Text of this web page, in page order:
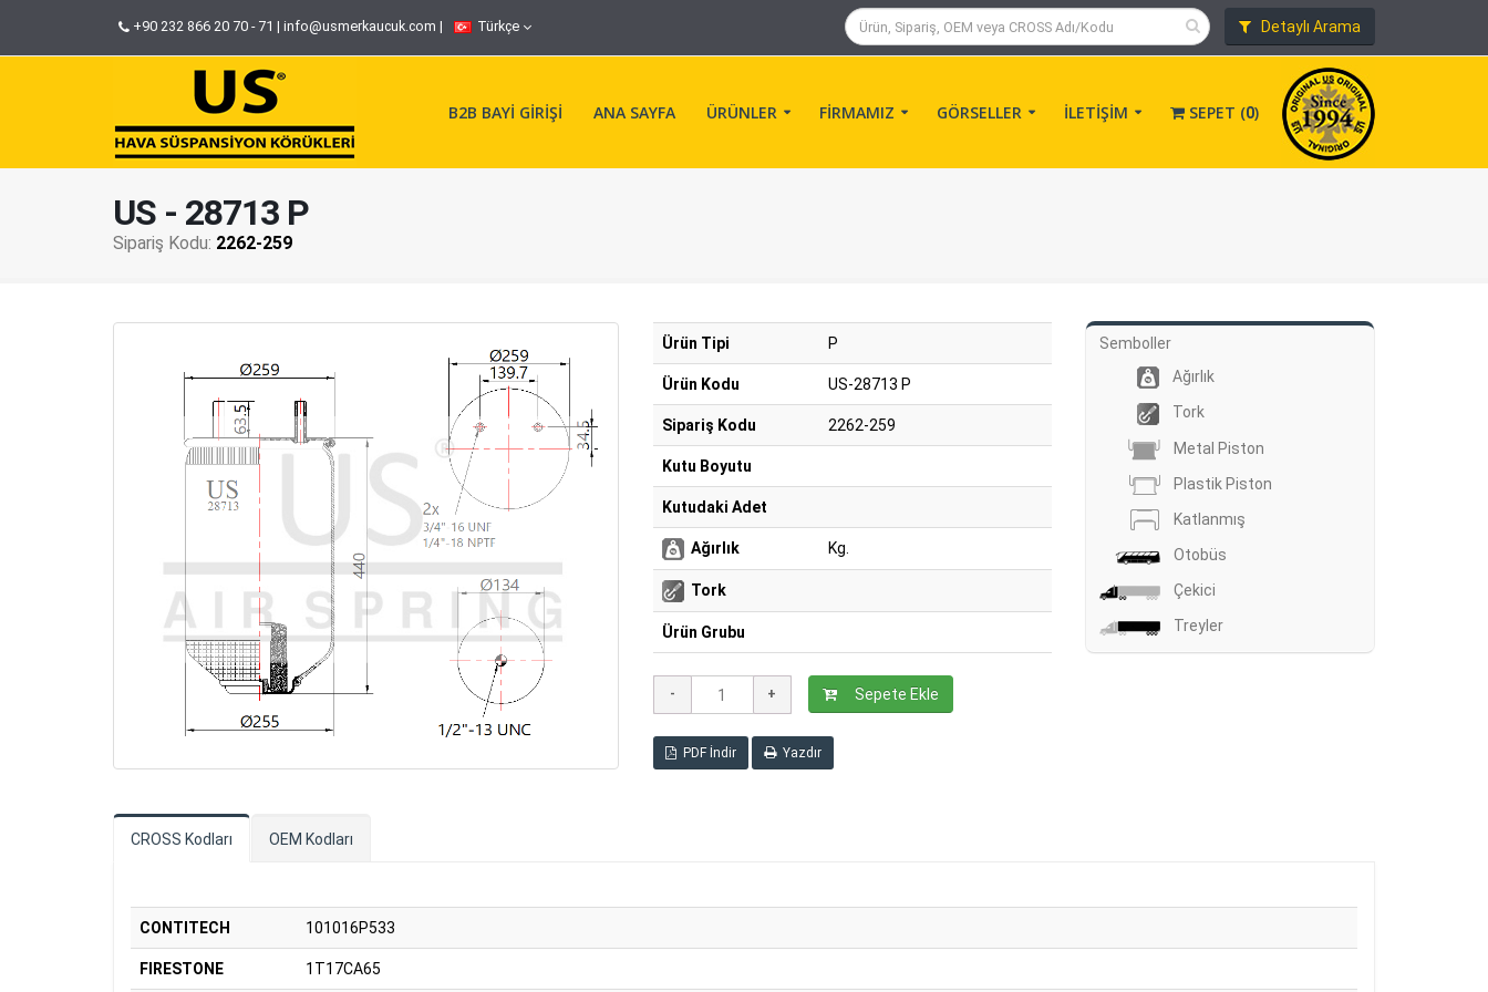
+90 232 866 20 70 - 71 | info@usmerkaucuk.com | Türkçe Detaylı Arama
B2B BAYİ GİRİŞİ ANA SAYFA ÜRÜNLER FİRMAMIZ GÖRSELLER İLETİŞİM SEPET (0)
US - 28713 P
Sipariş Kodu: 2262-259
Ürün Tipi P
Ürün Kodu US-28713 P
Sipariş Kodu 2262-259
Kutu Boyutu
Kutudaki Adet
Ağırlık Kg.
Tork
Ürün Grubu
Sepete Ekle
PDF İndir Yazdır
Semboller
Ağırlık
Tork
Metal Piston
Plastik Piston
Katlanmış
Otobüs
Çekici
Treyler
CROSS Kodları OEM Kodları
CONTITECH 101016P533
FIRESTONE 1T17CA65